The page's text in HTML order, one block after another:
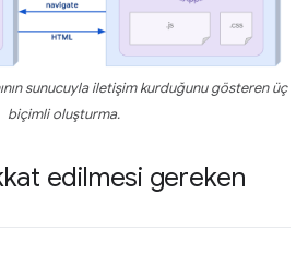
sunucuyla iletişim kurduğunu gösteren üç
biçimli oluşturma.
edilmesi gereken